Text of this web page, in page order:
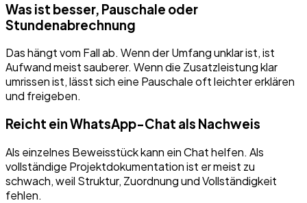
Was ist besser, Pauschale oder
Stundenabrechnung
Das hängt vom Fall ab. Wenn der Umfang unklar ist, ist
Aufwand meist sauberer. Wenn die Zusatzleistung klar
umrissen ist, lässt sich eine Pauschale oft leichter erklären
und freigeben.
Reicht ein WhatsApp-Chat als Nachweis
Als einzelnes Beweisstück kann ein Chat helfen. Als
vollständige Projektdokumentation ist er meist zu
schwach, weil Struktur, Zuordnung und Vollständigkeit
fehlen.